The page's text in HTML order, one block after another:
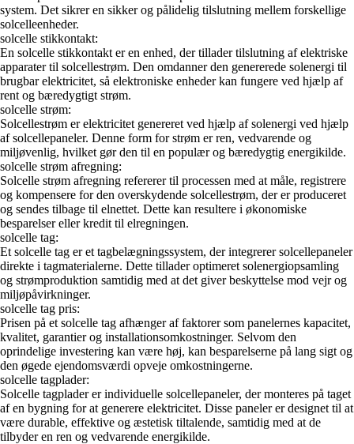
system. Det sikrer en sikker og pålidelig tilslutning mellem forskellige
solcelleenheder.
solcelle stikkontakt:
En solcelle stikkontakt er en enhed, der tillader tilslutning af elektriske
apparater til solcellestrøm. Den omdanner den genererede solenergi til
brugbar elektricitet, så elektroniske enheder kan fungere ved hjælp af
rent og bæredygtigt strøm.
solcelle strøm:
Solcellestrøm er elektricitet genereret ved hjælp af solenergi ved hjælp
af solcellepaneler. Denne form for strøm er ren, vedvarende og
miljøvenlig, hvilket gør den til en populær og bæredygtig energikilde.
solcelle strøm afregning:
Solcelle strøm afregning refererer til processen med at måle, registrere
og kompensere for den overskydende solcellestrøm, der er produceret
og sendes tilbage til elnettet. Dette kan resultere i økonomiske
besparelser eller kredit til elregningen.
solcelle tag:
Et solcelle tag er et tagbelægningssystem, der integrerer solcellepaneler
direkte i tagmaterialerne. Dette tillader optimeret solenergiopsamling
og strømproduktion samtidig med at det giver beskyttelse mod vejr og
miljøpåvirkninger.
solcelle tag pris:
Prisen på et solcelle tag afhænger af faktorer som panelernes kapacitet,
kvalitet, garantier og installationsomkostninger. Selvom den
oprindelige investering kan være høj, kan besparelserne på lang sigt og
den øgede ejendomsværdi opveje omkostningerne.
solcelle tagplader:
Solcelle tagplader er individuelle solcellepaneler, der monteres på taget
af en bygning for at generere elektricitet. Disse paneler er designet til at
være durable, effektive og æstetisk tiltalende, samtidig med at de
tilbyder en ren og vedvarende energikilde.